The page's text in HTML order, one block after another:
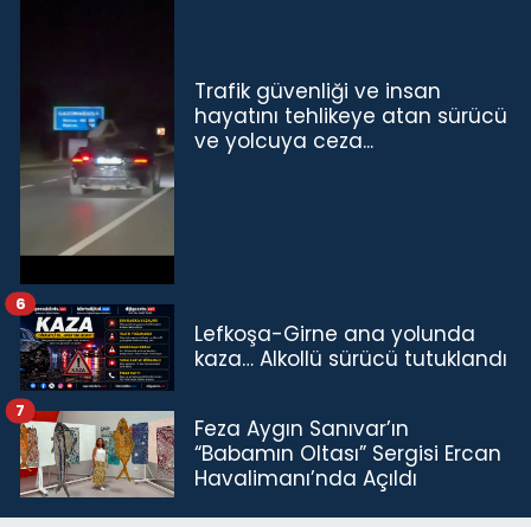
Trafik güvenliği ve insan
hayatını tehlikeye atan sürücü
ve yolcuya ceza...
Lefkoşa-Girne ana yolunda
kaza… Alkollü sürücü tutuklandı
6
Feza Aygın Sanıvar’ın
“Babamın Oltası” Sergisi Ercan
Havalimanı’nda Açıldı
7